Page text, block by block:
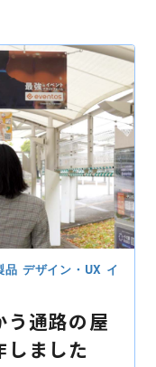
品 デザイン・UX イ
う通路の屋
ました